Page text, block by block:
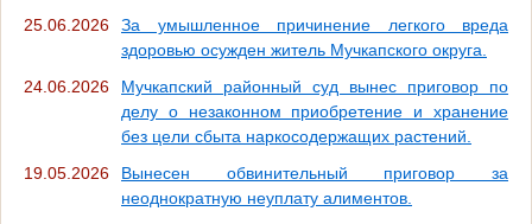
25.06.2026
За умышленное причинение легкого вреда
здоровью осужден житель Мучкапского округа.
24.06.2026
Мучкапский районный суд вынес приговор по
делу о незаконном приобретение и хранение
без цели сбыта наркосодержащих растений.
19.05.2026
Вынесен обвинительный приговор за
неоднократную неуплату алиментов.